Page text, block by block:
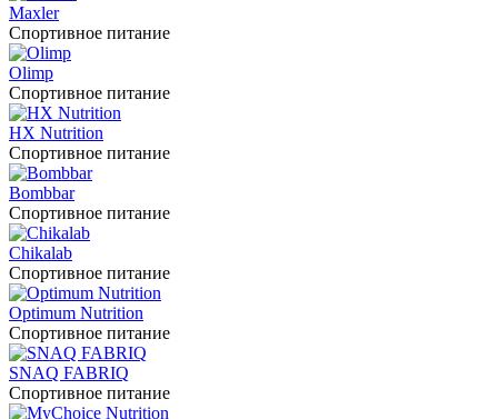
Maxler
Спортивное питание
Olimp
Спортивное питание
HX Nutrition
Спортивное питание
Bombbar
Спортивное питание
Chikalab
Спортивное питание
Optimum Nutrition
Спортивное питание
SNAQ FABRIQ
Спортивное питание